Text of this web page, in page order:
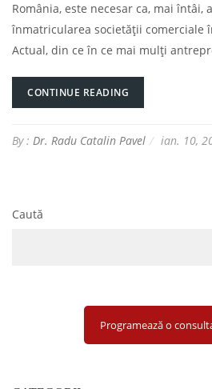
România, este necesar ca, mai întâi,
înmatricularea societății comerciale
Actual, din ce în ce mai mulți
CONTINUE READING
By : Dr. Radu Catalin Pavel ian. 10,
Caută
Programează o